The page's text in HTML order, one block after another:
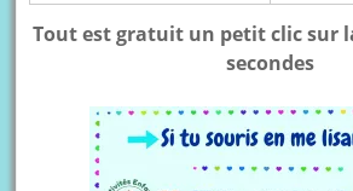
Tout est gratuit un petit clic sur
secondes